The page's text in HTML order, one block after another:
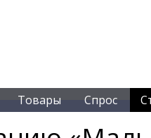
Товары Спрос